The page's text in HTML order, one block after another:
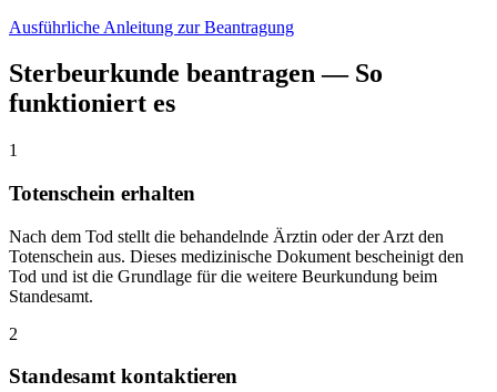
Ausführliche Anleitung zur Beantragung
Sterbeurkunde beantragen — So
funktioniert es
1
Totenschein erhalten
Nach dem Tod stellt die behandelnde Ärztin oder der Arzt den
Totenschein aus. Dieses medizinische Dokument bescheinigt den
Tod und ist die Grundlage für die weitere Beurkundung beim
Standesamt.
2
Standesamt kontaktieren